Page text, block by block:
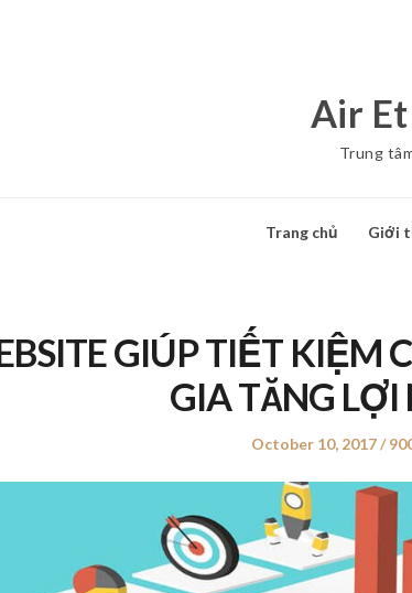
Air
Trung
Trang chủ Giới
GIÚP TIẾT KIỆM
GIA TĂNG
Posted
October 10, 2017